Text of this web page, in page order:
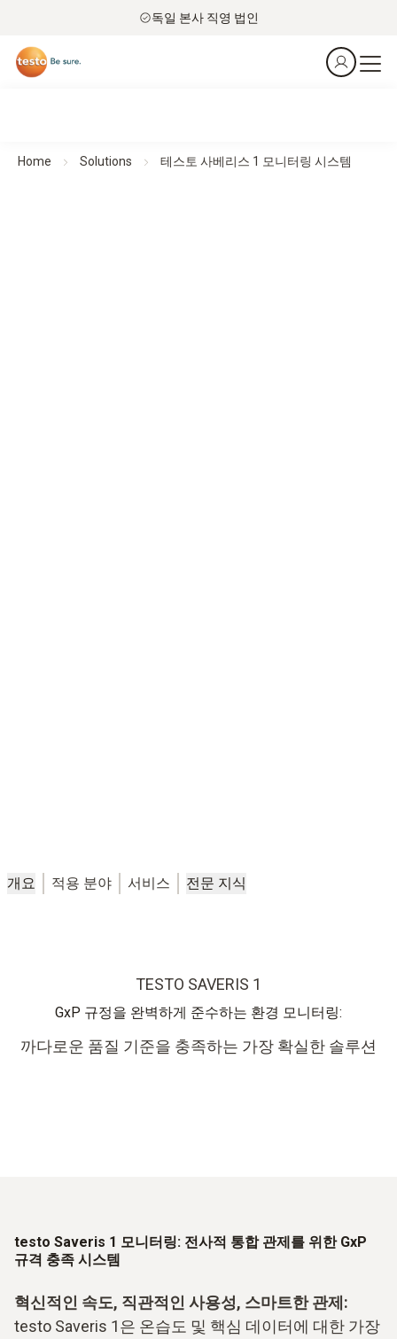
독일 본사 직영 법인
Home Solutions 테스토 사베리스 1 모니터링 시스템
개요 적용 분야 서비스 전문 지식
TESTO SAVERIS 1
GxP 규정을 완벽하게 준수하는 환경 모니터링:
까다로운 품질 기준을 충족하는 가장 확실한 솔루션
testo Saveris 1 모니터링: 전사적 통합 관제를 위한 GxP
규격 충족 시스템
혁신적인 속도, 직관적인 사용성, 스마트한 관제:
testo Saveris 1은 온습도 및 핵심 데이터에 대한 가장